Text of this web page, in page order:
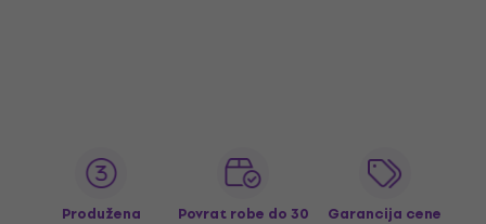
Produžena
Povrat robe do 30
Garancija cene